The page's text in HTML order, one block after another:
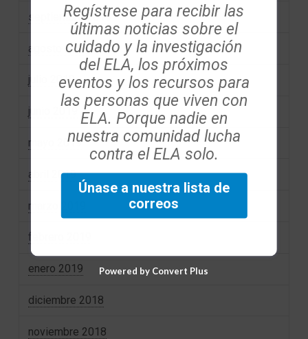
septiembre 2019
agosto 2019
julio 2019
junio 2019
mayo 2019
abril 2019
marzo 2019
febrero 2019
enero 2019
diciembre 2018
noviembre 2018
Regístrese para recibir las
últimas noticias sobre el
cuidado y la investigación
del ELA, los próximos
eventos y los recursos para
las personas que viven con
ELA. Porque nadie en
nuestra comunidad lucha
contra el ELA solo.
Únase a nuestra lista de
correos
Powered by Convert Plus